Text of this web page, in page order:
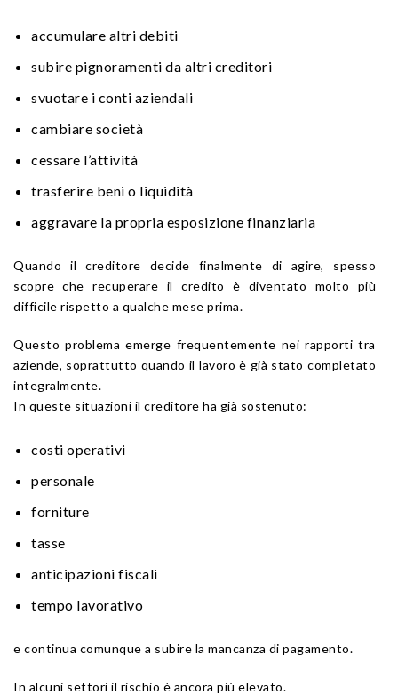
accumulare altri debiti
subire pignoramenti da altri creditori
svuotare i conti aziendali
cambiare società
cessare l’attività
trasferire beni o liquidità
aggravare la propria esposizione finanziaria
Quando il creditore decide finalmente di agire, spesso
scopre che recuperare il credito è diventato molto più
difficile rispetto a qualche mese prima.
Questo problema emerge frequentemente nei rapporti tra
aziende, soprattutto quando il lavoro è già stato completato
integralmente.
In queste situazioni il creditore ha già sostenuto:
costi operativi
personale
forniture
tasse
anticipazioni fiscali
tempo lavorativo
e continua comunque a subire la mancanza di pagamento.
In alcuni settori il rischio è ancora più elevato.